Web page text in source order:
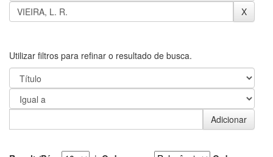
Utilizar filtros para refinar o resultado de busca.